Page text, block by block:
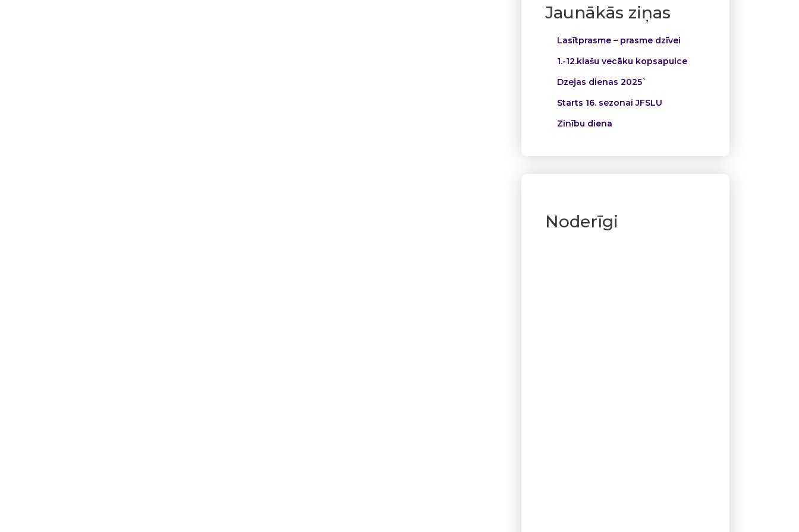
Jaunākās ziņas
Lasītprasme – prasme dzīvei
1.-12.klašu vecāku kopsapulce
Dzejas dienas 2025`
Starts 16. sezonai JFSLU
Zinību diena
Noderīgi